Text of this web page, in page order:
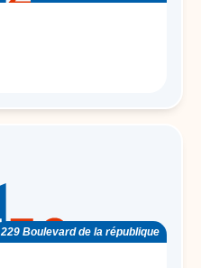
229 Boulevard de la république